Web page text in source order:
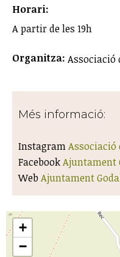
Horari:
A partir de les 19h
Organitza: Associació
Més informació:
InstagramAssociació
FacebookAjuntament
Web Ajuntament
+
−